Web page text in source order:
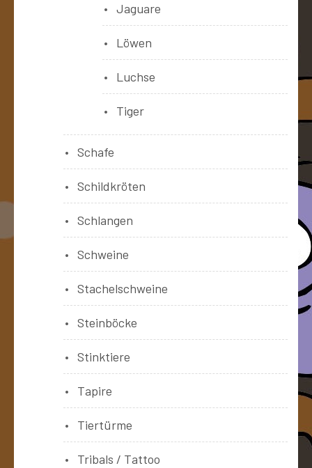
Jaguare
Löwen
Luchse
Tiger
Schafe
Schildkröten
Schlangen
Schweine
Stachelschweine
Steinböcke
Stinktiere
Tapire
Tiertürme
Tribals / Tattoo